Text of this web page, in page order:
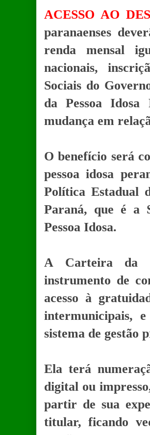
ACESSO AO
paranaenses
renda mensal
nacionais,
Sociais do
da Pessoa
mudança em
O benefício será
pessoa idosa
Política Estadual
Paraná, que é a
Pessoa Idosa.
A Carteira da
instrumento de
acesso à
intermunicipais,
sistema de gestão
Ela terá
digital ou
partir de sua
titular, ficando